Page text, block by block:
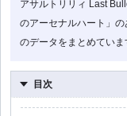
アサルトリリィ Last
のアーセナルハート」
のデータをまとめていま
目次